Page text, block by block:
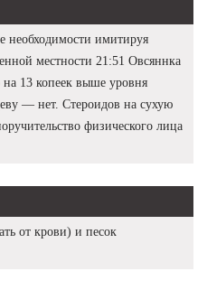
необходимости имитируя
местности 21:51 Овсяннка
13 копеек выше уровня
— нет. Стероидов на сухую
физического лица
от крови) и песок